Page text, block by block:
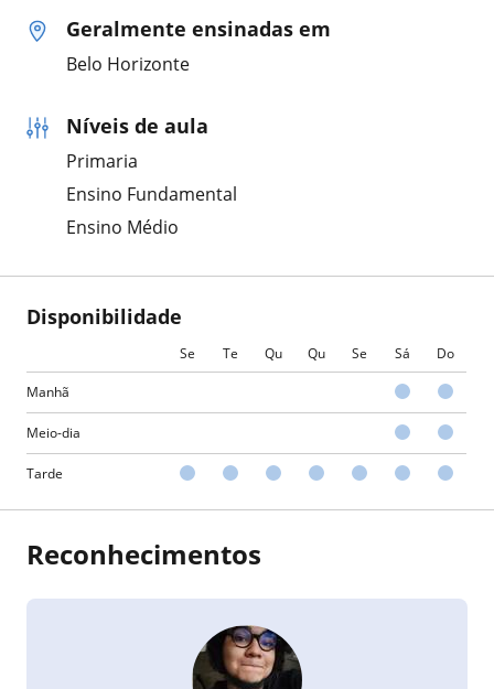
Geralmente ensinadas em
Belo Horizonte
Níveis de aula
Primaria
Ensino Fundamental
Ensino Médio
Disponibilidade
Se Te Qu Qu Se Sá Do
Manhã
Meio-dia
Tarde
Reconhecimentos